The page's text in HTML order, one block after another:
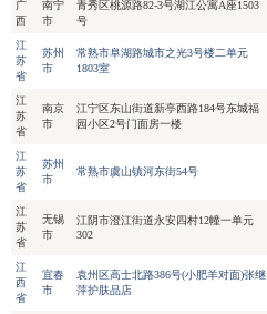
广
西
南宁
市
青秀区桃源路82-3号湖江公寓A座1503
号
江
苏
省
苏州
市
常熟市阜湖路城市之光3号楼二单元
1803室
江
苏
省
南京
市
江宁区东山街道新亭西路184号东城福
园小区2号门面房一楼
江
苏
省
苏州
市
常熟市虞山镇河东街54号
江
苏
省
无锡
市
江阴市澄江街道永安四村12幢一单元
302
江
西
省
宜春
市
袁州区高士北路386号(小肥羊对面)张继
萍护肤品店